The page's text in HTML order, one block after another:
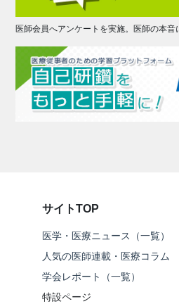
医師会員へアンケートを実施。医師の本音
サイトTOP
医学・医療ニュース（一覧）
人気の医師連載・医療コラム
学会レポート（一覧）
特設ページ